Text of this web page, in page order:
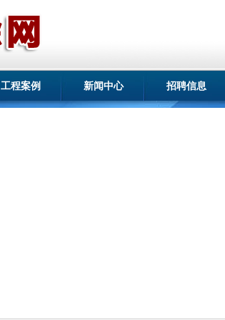
工程案例 新闻中心 招聘信息